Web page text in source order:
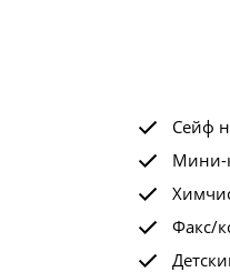
Сейф
Мини-
Факс/